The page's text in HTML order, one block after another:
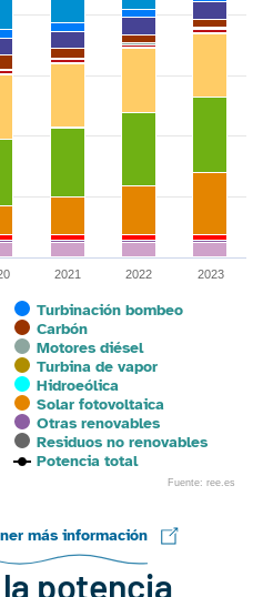
Turbinación bombeo
Carbón
Motores diésel
Turbina de vapor
Hidroeólica
Solar fotovoltaica
Otras renovables
Residuos no renovables
Potencia total
2021 2022 2023
Fuente: ree.es
más información
potencia